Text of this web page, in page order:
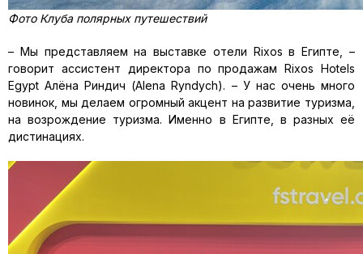
Фото Клуба полярных путешествий
– Мы представляем на выставке отели Rixos в Египте, –
говорит ассистент директора по продажам Rixos Hotels
Egypt Алёна Риндич (Alena Ryndych). – У нас очень много
новинок, мы делаем огромный акцент на развитие туризма,
на возрождение туризма. Именно в Египте, в разных её
дистинациях.